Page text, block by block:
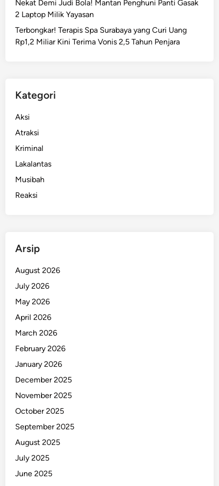
Nekat Demi Judi Bola! Mantan Penghuni Panti Gasak
2 Laptop Milik Yayasan
Terbongkar! Terapis Spa Surabaya yang Curi Uang
Rp1,2 Miliar Kini Terima Vonis 2,5 Tahun Penjara
Kategori
Aksi
Atraksi
Kriminal
Lakalantas
Musibah
Reaksi
Arsip
August 2026
July 2026
May 2026
April 2026
March 2026
February 2026
January 2026
December 2025
November 2025
October 2025
September 2025
August 2025
July 2025
June 2025